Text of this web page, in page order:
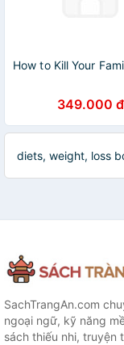
How to Kill Your
349.000 đ
diets, weight, loss
SachTrangAn.com
ngoại ngữ, kỹ năng
sách thiếu nhi, truyện